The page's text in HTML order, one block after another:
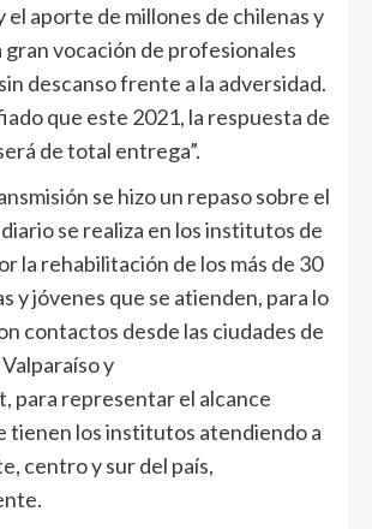
el aporte de millones de chilenas y
gran vocación de profesionales
descanso frente a la adversidad.
que este 2021, la respuesta de
de total entrega”.
se hizo un repaso sobre el
se realiza en los institutos de
la rehabilitación de los más de 30
y jóvenes que se atienden, para lo
contactos desde las ciudades de
y
para representar el alcance
tienen los institutos atendiendo a
centro y sur del país,